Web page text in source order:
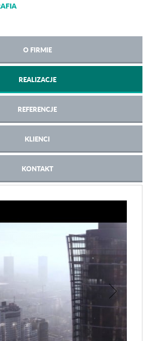
O FIRMIE
REALIZACJE
REFERENCJE
KLIENCI
KONTAKT